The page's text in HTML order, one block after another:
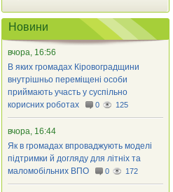
Новини
вчора, 16:56
В яких громадах Кіровоградщини
внутрішньо переміщені особи
приймають участь у суспільно
корисних роботах
0 125
вчора, 16:44
Як в громадах впроваджують моделі
підтримки й догляду для літніх та
маломобільних ВПО
0 172